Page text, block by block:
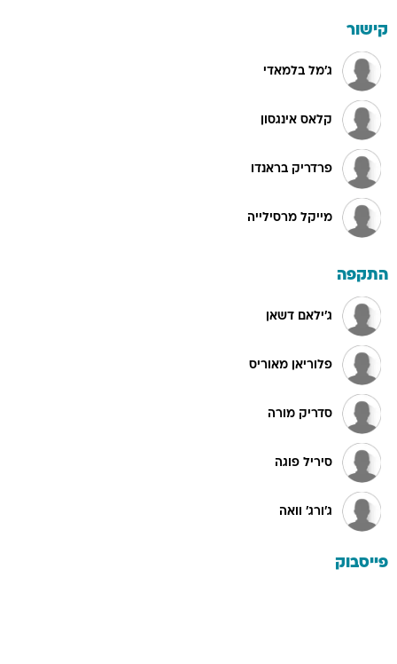
קישור
ג'מל בלמאדי
קלאס אינגסון
פרדריק בראנדו
מייקל מרסילייה
התקפה
ג'ילאם דשאן
פלוריאן מאוריס
סדריק מורה
סיריל פוגה
ג'ורג' וואה
פייסבוק